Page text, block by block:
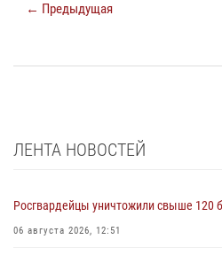
← Предыдущая
ЛЕНТА НОВОСТЕЙ
Росгвардейцы уничтожили свыше 120
06 августа 2026, 12:51